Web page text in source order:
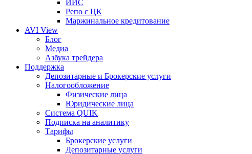
ИИС
Репо с ЦК
Маржинальное кредитование
AVI View
Блог
Медиа
Азбука трейдера
Поддержка
Депозитарные и Брокерские услуги
Налогообложение
Физические лица
Юридические лица
Система QUIK
Подписка на аналитику
Тарифы
Брокерские услуги
Депозитарные услуги